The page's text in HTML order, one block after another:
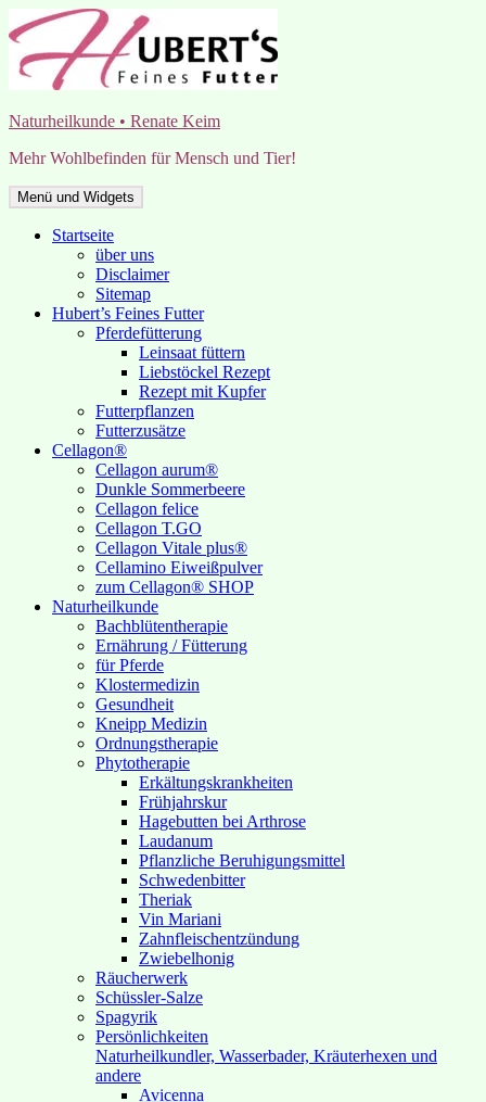
Zum
Inhalt
springen
Naturheilkunde • Renate Keim
Mehr Wohlbefinden für Mensch und Tier!
Menü und Widgets
Startseite
über uns
Disclaimer
Sitemap
Hubert’s Feines Futter
Pferdefütterung
Leinsaat füttern
Liebstöckel Rezept
Rezept mit Kupfer
Futterpflanzen
Futterzusätze
Cellagon®
Cellagon aurum®
Dunkle Sommerbeere
Cellagon felice
Cellagon T.GO
Cellagon Vitale plus®
Cellamino Eiweißpulver
zum Cellagon® SHOP
Naturheilkunde
Bachblütentherapie
Ernährung / Fütterung
für Pferde
Klostermedizin
Gesundheit
Kneipp Medizin
Ordnungstherapie
Phytotherapie
Erkältungskrankheiten
Frühjahrskur
Hagebutten bei Arthrose
Laudanum
Pflanzliche Beruhigungsmittel
Schwedenbitter
Theriak
Vin Mariani
Zahnfleischentzündung
Zwiebelhonig
Räucherwerk
Schüssler-Salze
Spagyrik
Persönlichkeiten
Naturheilkundler, Wasserbader, Kräuterhexen und
andere
Avicenna